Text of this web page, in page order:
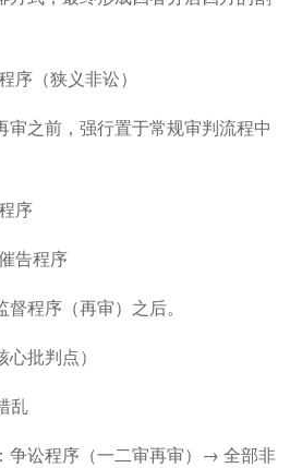
序（狭义非讼）
审之前，强行置于常规审判流程中
序
告程序
程序（再审）之后。
批判点）
乱
争讼程序（一二审再审）→ 全部非